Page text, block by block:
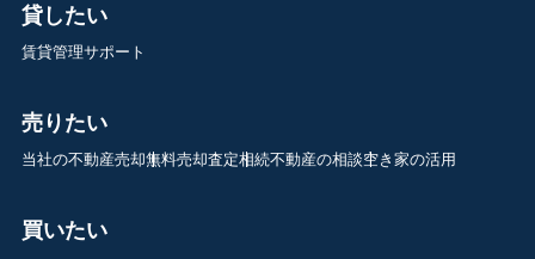
貸したい
賃貸管理サポート
売りたい
当社の不動産売却無料売却査定相続不動産の相談空き家の活用
買いたい